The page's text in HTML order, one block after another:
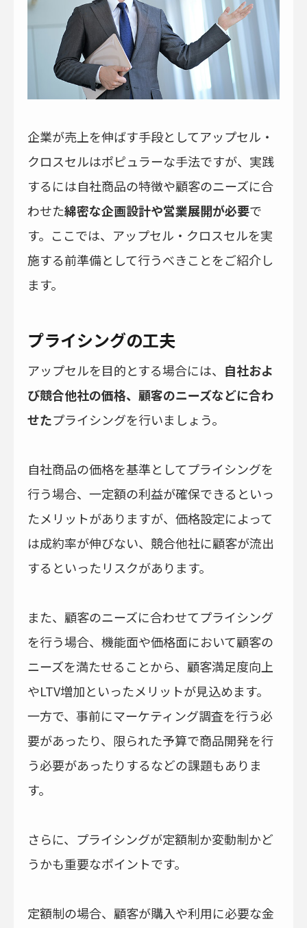
企業が売上を伸ばす手段としてアップセル・
クロスセルはポピュラーな手法ですが、実践
するには自社商品の特徴や顧客のニーズに合
わせた綿密な企画設計や営業展開が必要で
す。ここでは、アップセル・クロスセルを実
施する前準備として行うべきことをご紹介し
ます。
プライシングの工夫
アップセルを目的とする場合には、 自社およ
び競合他社の価格、顧客のニーズなどに合わ
せたプライシングを行いましょう。
自社商品の価格を基準としてプライシングを
行う場合、一定額の利益が確保できるといっ
たメリットがありますが、価格設定によって
は成約率が伸びない、競合他社に顧客が流出
するといったリスクがあります。
また、顧客のニーズに合わせてプライシング
を行う場合、機能面や価格面において顧客の
ニーズを満たせることから、顧客満足度向上
やLTV増加といったメリットが見込めます。
一方で、事前にマーケティング調査を行う必
要があったり、限られた予算で商品開発を行
う必要があったりするなどの課題もありま
す。
さらに、プライシングが定額制か変動制かど
うかも重要なポイントです。
定額制の場合、顧客が購入や利用に必要な金